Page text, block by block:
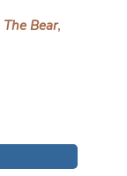
The Bear,